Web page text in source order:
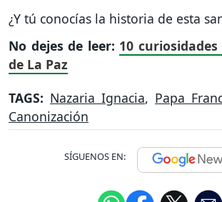
¿Y tú conocías la historia de esta
No dejes de leer: 10
de La Paz
TAGS: Nazaria Ignacia, Papa
Canonización
SÍGUENOS EN: